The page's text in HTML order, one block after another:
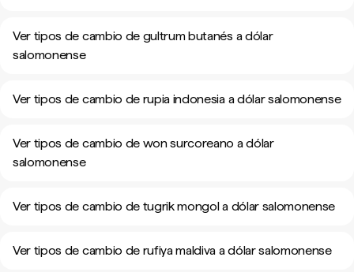
Ver tipos de cambio de gultrum butanés a dólar
salomonense
Ver tipos de cambio de rupia indonesia a dólar salomonense
Ver tipos de cambio de won surcoreano a dólar
salomonense
Ver tipos de cambio de tugrik mongol a dólar salomonense
Ver tipos de cambio de rufiya maldiva a dólar salomonense